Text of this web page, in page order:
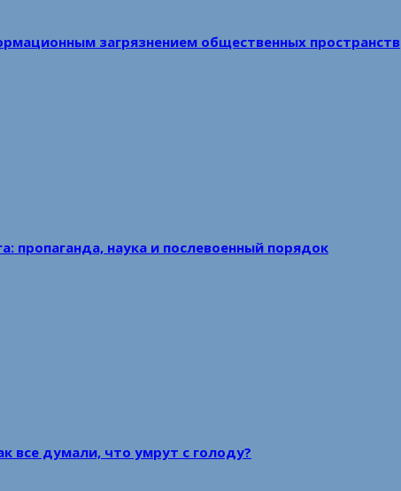
загрязнением общественных пространств
пропаганда, наука и послевоенный порядок
все думали, что умрут с голоду?